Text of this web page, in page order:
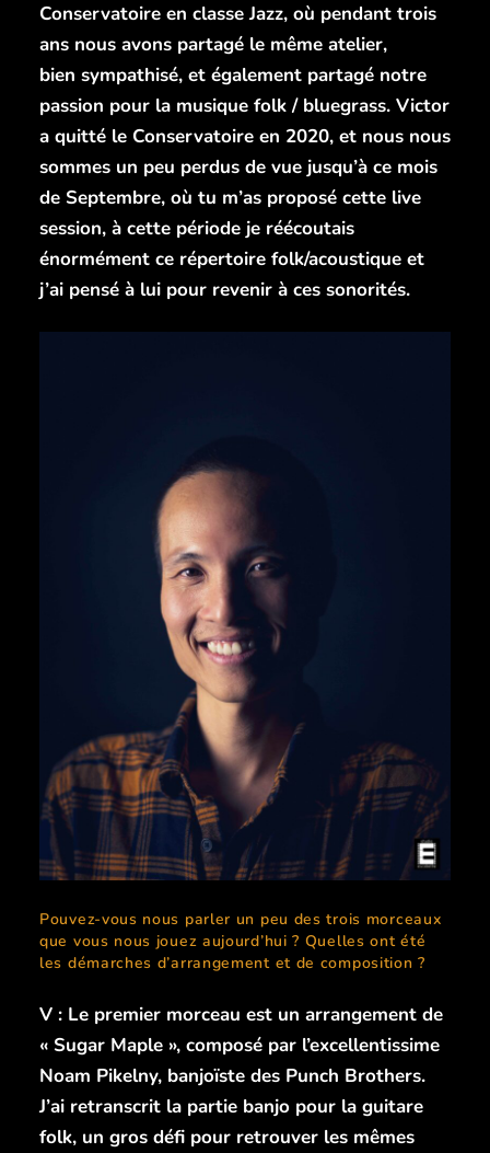
Conservatoire en classe Jazz, où pendant trois
ans nous avons partagé le même atelier,
bien sympathisé, et également partagé notre
passion pour la musique folk / bluegrass. Victor
a quitté le Conservatoire en 2020, et nous nous
sommes un peu perdus de vue jusqu’à ce mois
de Septembre, où tu m’as proposé cette live
session, à cette période je réécoutais
énormément ce répertoire folk/acoustique et
j’ai pensé à lui pour revenir à ces sonorités.
Pouvez-vous nous parler un peu des trois morceaux
que vous nous jouez aujourd’hui ? Quelles ont été
les démarches d’arrangement et de composition ?
V : Le premier morceau est un arrangement de
« Sugar Maple », composé par l’excellentissime
Noam Pikelny, banjoïste des Punch Brothers.
J’ai retranscrit la partie banjo pour la guitare
folk, un gros défi pour retrouver les mêmes